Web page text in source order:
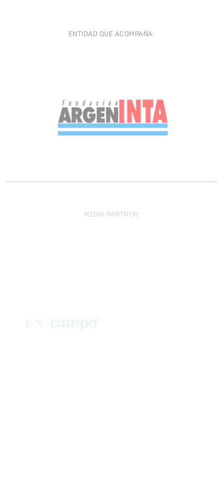
ENTIDAD QUE ACOMPAÑA: